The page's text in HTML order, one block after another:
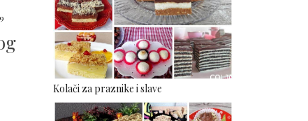
Kolači za praznike i slave